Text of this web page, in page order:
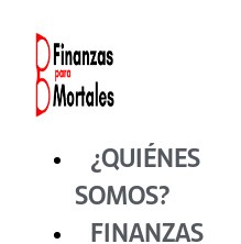
contenido
¿QUIÉNES
SOMOS?
FINANZAS